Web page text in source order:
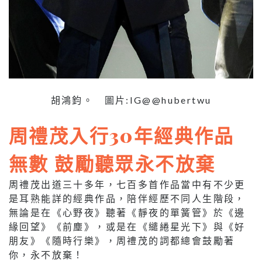
胡鴻鈞。 圖片:IG@@hubertwu
周禮茂入行30年經典作品
無數 鼓勵聽眾永不放棄
周禮茂出道三十多年，七百多首作品當中有不少更
是耳熟能詳的經典作品，陪伴經歷不同人生階段，
無論是在《心野夜》聽著《靜夜的單簧管》於《邊
緣回望》《前塵》，或是在《繾綣星光下》與《好
朋友》《隨時行樂》，周禮茂的詞都總會鼓勵著
你，永不放棄！